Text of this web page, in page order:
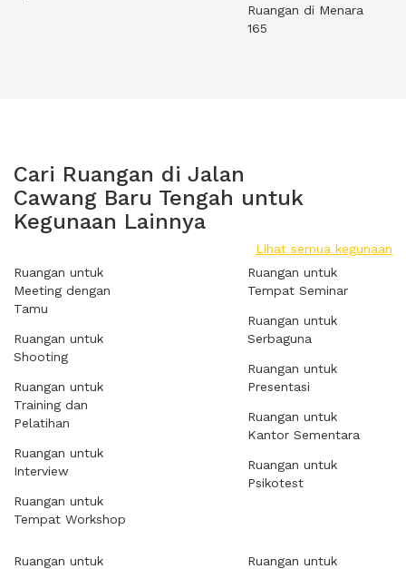
Ruangan di Menara
165
Cari Ruangan di Jalan
Cawang Baru Tengah untuk
Kegunaan Lainnya
Lihat semua kegunaan
Ruangan untuk
Meeting dengan
Tamu
Ruangan untuk
Shooting
Ruangan untuk
Training dan
Pelatihan
Ruangan untuk
Interview
Ruangan untuk
Tempat Workshop
Ruangan untuk
Tempat Seminar
Ruangan untuk
Serbaguna
Ruangan untuk
Presentasi
Ruangan untuk
Kantor Sementara
Ruangan untuk
Psikotest
Ruangan untuk
Ruangan untuk